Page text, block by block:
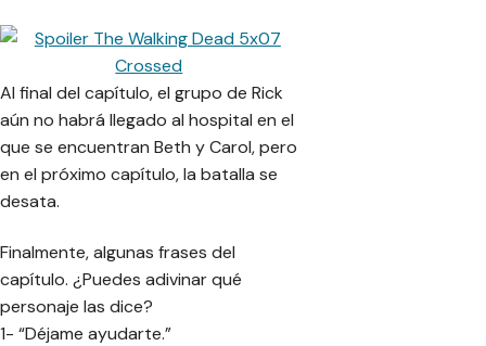
Al final del capítulo, el grupo de Rick
aún no habrá llegado al hospital en el
que se encuentran Beth y Carol, pero
en el próximo capítulo, la batalla se
desata.
Finalmente, algunas frases del
capítulo. ¿Puedes adivinar qué
personaje las dice?
1- “Déjame ayudarte.”